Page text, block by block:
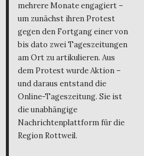
mehrere Monate engagiert –
um zunächst ihren Protest
gegen den Fortgang einer von
bis dato zwei Tageszeitungen
am Ort zu artikulieren. Aus
dem Protest wurde Aktion –
und daraus entstand die
Online-Tageszeitung. Sie ist
die unabhängige
Nachrichtenplattform für die
Region Rottweil.